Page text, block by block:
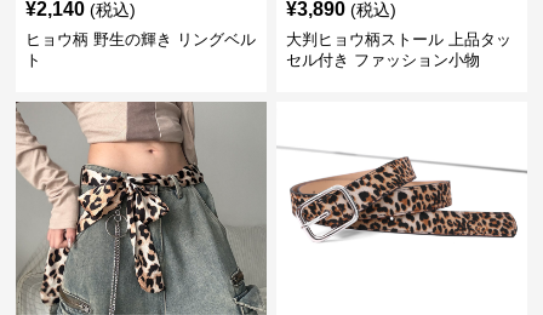
¥2,140 (税込)
ヒョウ柄 野生の輝き リングベル
ト
¥3,890 (税込)
大判ヒョウ柄ストール 上品タッ
セル付き ファッション小物